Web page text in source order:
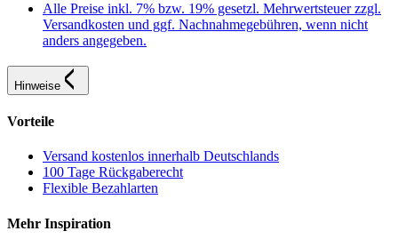
Alle Preise inkl. 7% bzw. 19% gesetzl. Mehrwertsteuer zzgl.
Versandkosten und ggf. Nachnahmegebühren, wenn nicht
anders angegeben.
Hinweise
Vorteile
Versand kostenlos innerhalb Deutschlands
100 Tage Rückgaberecht
Flexible Bezahlarten
Mehr Inspiration